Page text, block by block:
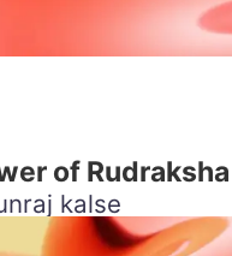
of Rudraksha
kalse